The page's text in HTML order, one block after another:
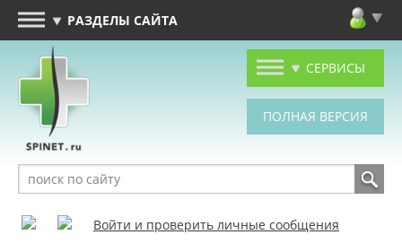
РАЗДЕЛЫ САЙТА
СЕРВИСЫ
Войти и проверить личные сообщения